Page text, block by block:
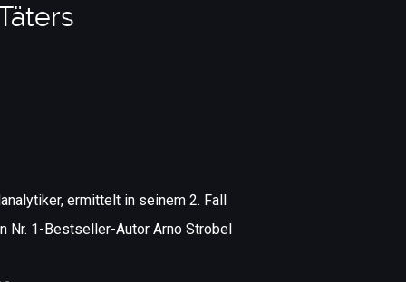
ermittelt in seinem 2. Fall
Nr. 1-Bestseller-Autor Arno Strobel